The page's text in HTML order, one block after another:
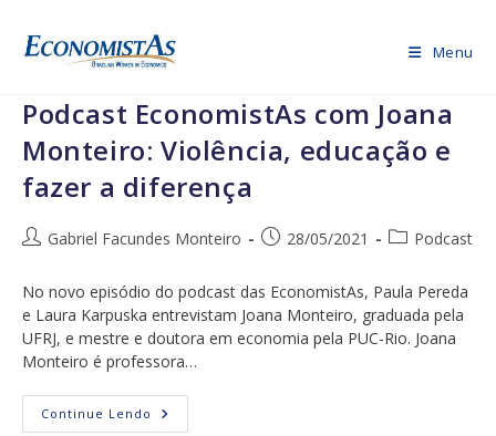
para
Menu
Podcast EconomistAs com Joana
Monteiro: Violência, educação e
fazer a diferença
Autor
post:
Gabriel Facundes Monteiro
Post28/05/2021
Categoria
post:
Podcast
No novo episódio do podcast das EconomistAs, Paula Pereda
e Laura Karpuska entrevistam Joana Monteiro, graduada pela
UFRJ, e mestre e doutora em economia pela PUC-Rio. Joana
Monteiro é professora…
Continue Lendo Podcast
EconomistAs